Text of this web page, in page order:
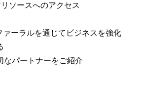
ソースへのアクセス
ァーラルを通じてビジネスを強化
なパートナーをご紹介